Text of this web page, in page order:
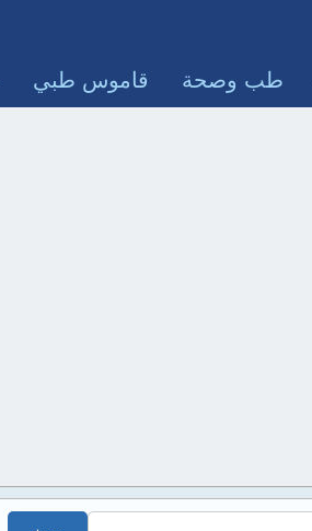
طب وصحة قاموس طبي